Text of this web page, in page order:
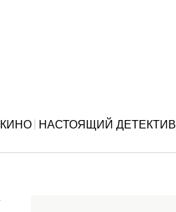
КИНО НАСТОЯЩИЙ ДЕТЕКТИВ